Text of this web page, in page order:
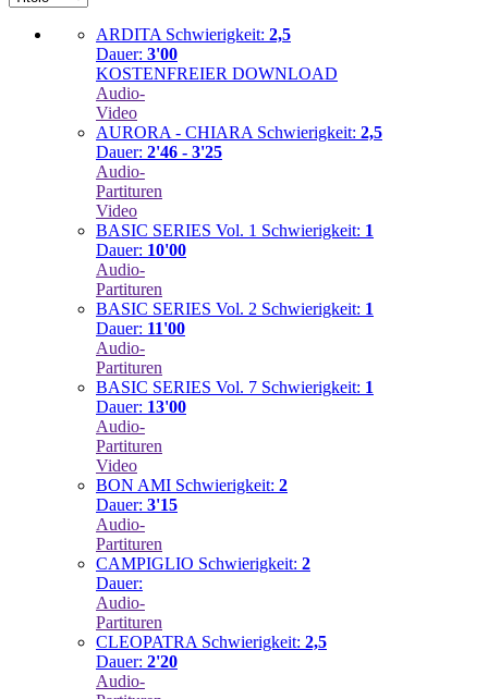
ARDITA Schwierigkeit: 2,5
Dauer: 3'00
KOSTENFREIER DOWNLOAD
Audio-
Video
AURORA - CHIARA Schwierigkeit: 2,5
Dauer: 2'46 - 3'25
Audio-
Partituren
Video
BASIC SERIES Vol. 1 Schwierigkeit: 1
Dauer: 10'00
Audio-
Partituren
BASIC SERIES Vol. 2 Schwierigkeit: 1
Dauer: 11'00
Audio-
Partituren
BASIC SERIES Vol. 7 Schwierigkeit: 1
Dauer: 13'00
Audio-
Partituren
Video
BON AMI Schwierigkeit: 2
Dauer: 3'15
Audio-
Partituren
CAMPIGLIO Schwierigkeit: 2
Dauer:
Audio-
Partituren
CLEOPATRA Schwierigkeit: 2,5
Dauer: 2'20
Audio-